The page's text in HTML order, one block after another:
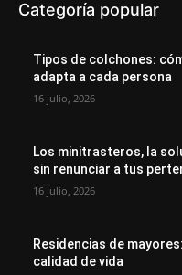
Categoría popular
Tipos de colchones:
adapta a cada persona
16 julio, 2026
Los minitrasteros, la
sin renunciar a tus
16 julio, 2026
Residencias de
calidad de vida